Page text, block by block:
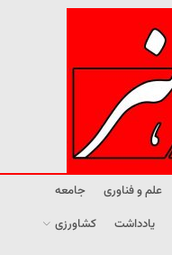
علم و فناوری
جامعه
یادداشت
کشاورزی